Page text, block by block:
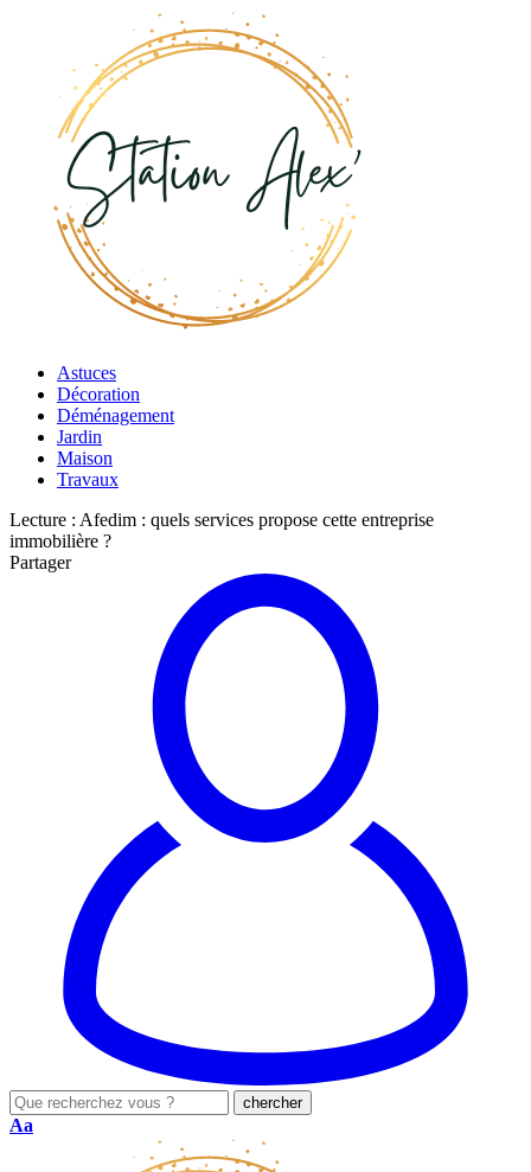
Astuces
Décoration
Déménagement
Jardin
Maison
Travaux
Lecture : Afedim : quels services propose cette entreprise
immobilière ?
Partager
Aa